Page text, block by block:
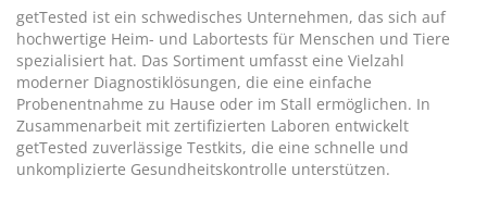
getTested ist ein schwedisches Unternehmen, das sich auf
hochwertige Heim- und Labortests für Menschen und Tiere
spezialisiert hat. Das Sortiment umfasst eine Vielzahl
moderner Diagnostiklösungen, die eine einfache
Probenentnahme zu Hause oder im Stall ermöglichen. In
Zusammenarbeit mit zertifizierten Laboren entwickelt
getTested zuverlässige Testkits, die eine schnelle und
unkomplizierte Gesundheitskontrolle unterstützen.